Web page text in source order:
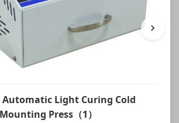
Automatic Light Curing Cold
Mounting Press（1）